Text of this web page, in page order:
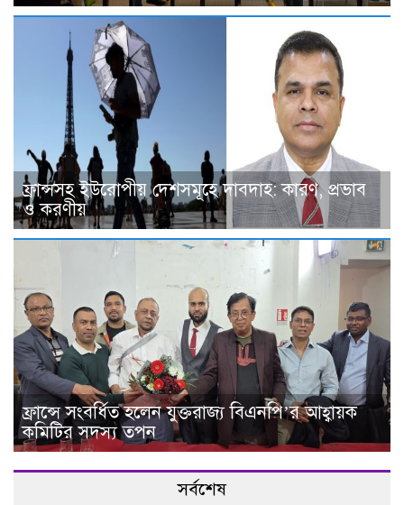
ফ্রান্সসহ ইউরোপীয় দেশসমূহে দাবদাহ: কারণ, প্রভাব
ও করণীয়
ফ্রান্সে সংবর্ধিত হলেন যুক্তরাজ্য বিএনপি’র আহ্বায়ক
কমিটির সদস্য তপন
সর্বশেষ